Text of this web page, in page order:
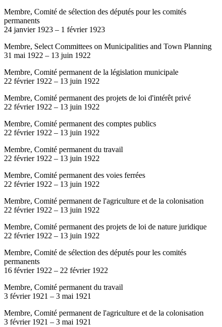
Membre, Comité de sélection des députés pour les comités
permanents
24 janvier 1923 – 1 février 1923
Membre, Select Committees on Municipalities and Town Planning
31 mai 1922 – 13 juin 1922
Membre, Comité permanent de la législation municipale
22 février 1922 – 13 juin 1922
Membre, Comité permanent des projets de loi d'intérêt privé
22 février 1922 – 13 juin 1922
Membre, Comité permanent des comptes publics
22 février 1922 – 13 juin 1922
Membre, Comité permanent du travail
22 février 1922 – 13 juin 1922
Membre, Comité permanent des voies ferrées
22 février 1922 – 13 juin 1922
Membre, Comité permanent de l'agriculture et de la colonisation
22 février 1922 – 13 juin 1922
Membre, Comité permanent des projets de loi de nature juridique
22 février 1922 – 13 juin 1922
Membre, Comité de sélection des députés pour les comités
permanents
16 février 1922 – 22 février 1922
Membre, Comité permanent du travail
3 février 1921 – 3 mai 1921
Membre, Comité permanent de l'agriculture et de la colonisation
3 février 1921 – 3 mai 1921